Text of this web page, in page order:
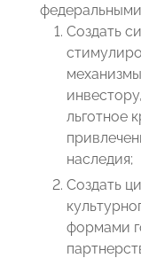
Создать
льготное
наследия;
Создать
формами